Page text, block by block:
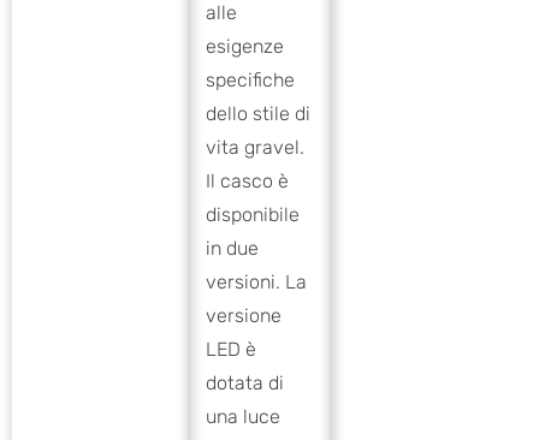
alle
esigenze
specifiche
dello stile di
vita gravel.
Il casco è
disponibile
in due
versioni. La
versione
LED è
dotata di
una luce